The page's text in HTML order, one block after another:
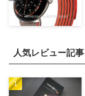
人気レビュー記事